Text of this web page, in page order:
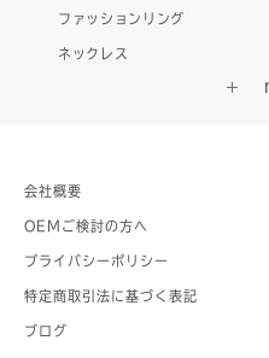
ファッションリング
ネックレス
会社概要
OEMご検討の方へ
プライバシーポリシー
特定商取引法に基づく表記
ブログ